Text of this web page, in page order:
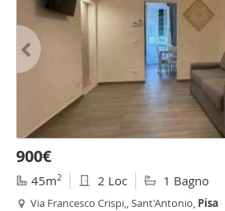
900€
45m2 2 Loc 1 Bagno
Via Francesco Crispi,, Sant'Antonio, Pisa